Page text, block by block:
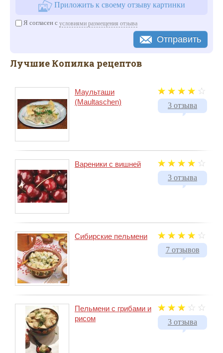
Приложить к своему отзыву картинки
Я согласен с условиями размещения отзыва
Отправить
Лучшие Копилка рецептов
3 отзыва
Маульташи
(Maultaschen)
3 отзыва
Вареники с вишней
7 отзывов
Сибирские пельмени
3 отзыва
Пельмени с грибами и
рисом